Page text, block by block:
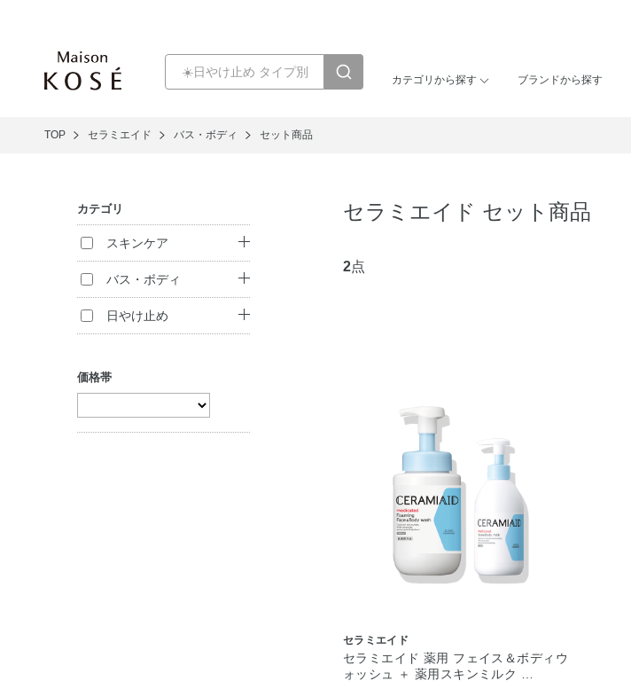
カテゴリから探す ブランドから探す
TOP セラミエイド バス・ボディ セット商品
セラミエイド セット商品
カテゴリ
スキンケア
乳液
クリーム
バス・ボディ
ボディ洗浄料
ボディケア・制汗
日やけ止め
価格帯
2点
セラミエイド
セラミエイド 薬用 フェイス＆ボディウ
ォッシュ ＋ 薬用スキンミルク …